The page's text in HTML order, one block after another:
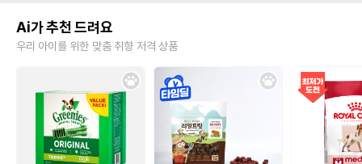
Ai가 추천 드려요
우리 아이를 위한 맞춤 취향 저격 상품